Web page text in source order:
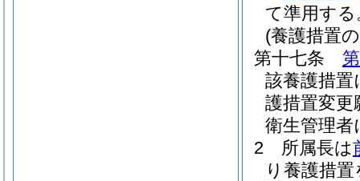
て準用する
(養護措置
第十七条
該養護措
護措置変更
衛生管理
2
所属長は
り養護措